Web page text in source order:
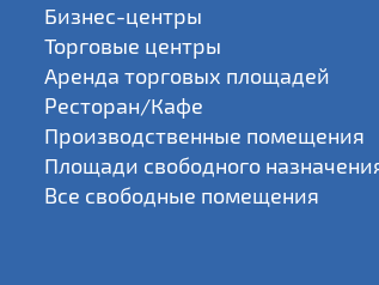
Бизнес-центры
Торговые центры
Аренда торговых площадей
Ресторан/Кафе
Производственные помещения
Площади свободного
Все свободные помещения